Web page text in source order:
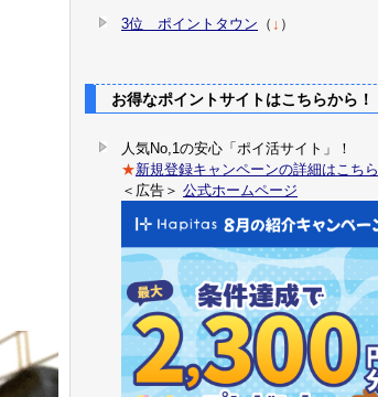
3位 ポイントタウン （ ↓ ）
お得なポイントサイトはこちらから！
人気No,1の安心「ポイ活サイト」！
★新規登録キャンペーンの詳細はこちら
＜広告＞ 公式ホームページ